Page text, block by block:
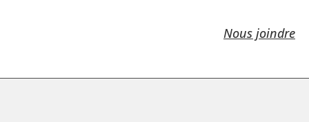
Nous joindre